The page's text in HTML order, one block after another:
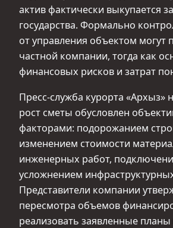
актив фактически выкупается
государства. Формально
от управления объектом могут
частной компании, тогда как
финансовых рисков и затрат
Пресс-служба курорта «Архыз»
рост сметы обусловлен
факторами: подорожанием
изменением стоимости
инженерных работ,
усложнением
Представители компании
пересмотра объемов
реализовать заявленные